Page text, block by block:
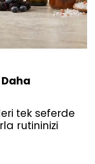
tek seferde
rutininizi